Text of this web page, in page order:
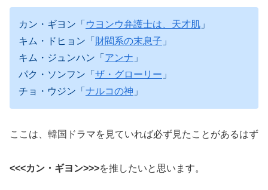
カン・ギヨン「 ウヨンウ弁護士は、天才肌 」
キム・ドヒョン「 財閥系の末息子 」
キム・ジュンハン「 アンナ 」
パク・ソンフン「 ザ・グローリー 」
チョ・ウジン「 ナルコの神 」
ここは、韓国ドラマを見ていれば必ず見たことがあるはず
<<<カン・ギヨン>>>を推したいと思います。